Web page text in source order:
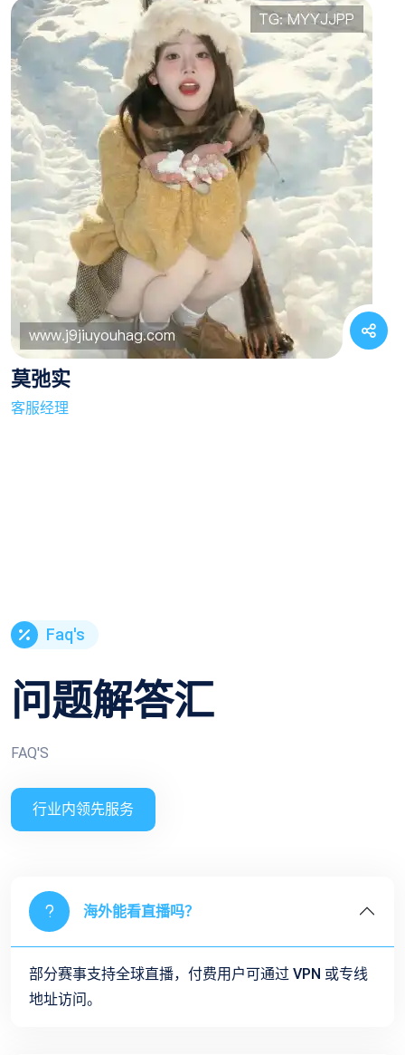
莫弛实
客服经理
Faq's
问题解答汇
FAQ'S
行业内领先服务
海外能看直播吗？
部分赛事支持全球直播，付费用户可通过 VPN 或专线
地址访问。